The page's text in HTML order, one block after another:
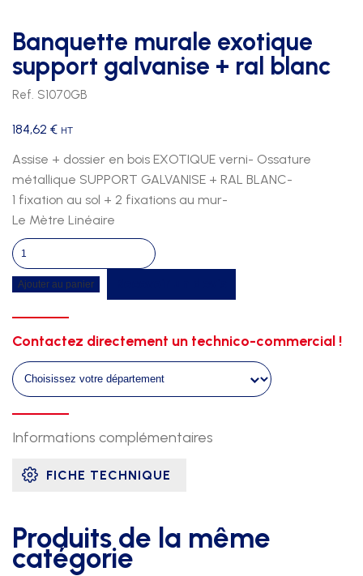
Banquette murale exotique
support galvanise + ral blanc
Ref. S1070GB
184,62 € HT
Assise + dossier en bois EXOTIQUE verni- Ossature
métallique SUPPORT GALVANISE + RAL BLANC-
1 fixation au sol + 2 fixations au mur-
Le Mètre Linéaire
quantité
de
Banquette
support
galvanise
+
blanc
Ajouter au panier
Contactez directement un technico-commercial !
Informations complémentaires
FICHE TECHNIQUE
Produits de la même
catégorie